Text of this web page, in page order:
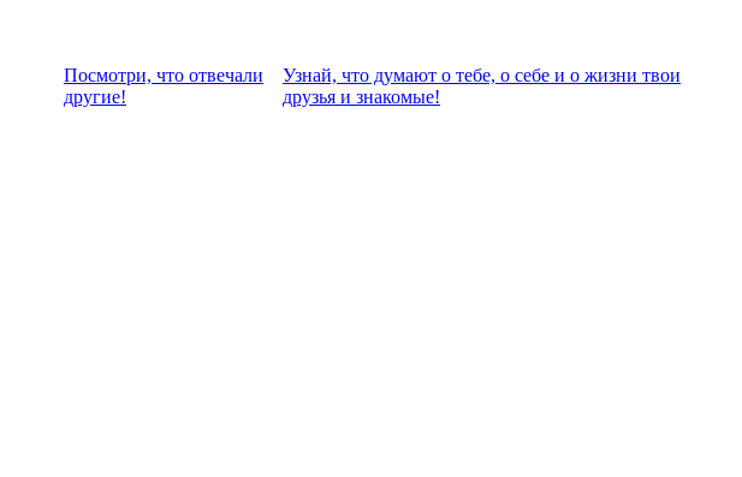
Посмотри, что отвeчали
другие!
Узнай, что думают о тебе, о себе и о жизни твои
друзья и знакомые!